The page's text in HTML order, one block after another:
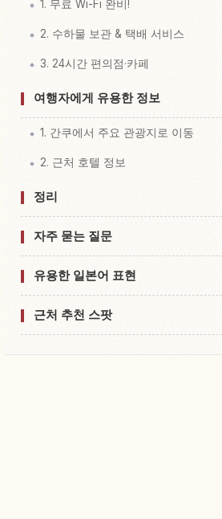
1. 무료 Wi-Fi 완비!
2. 수하물 보관 & 택배 서비스
3. 24시간 편의점·카페
여행자에게 유용한 정보
1. 간쿠에서 주요 관광지로 이동
2. 근처 호텔 정보
정리
자주 묻는 질문
유용한 일본어 표현
근처 추천 스팟